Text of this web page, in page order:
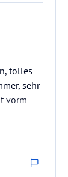
tolles
sehr
vorm